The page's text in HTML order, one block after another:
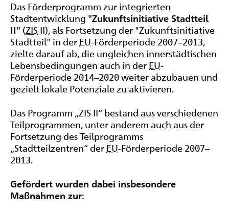
Das Förderprogramm zur integrierten
Stadtentwicklung "Zukunftsinitiative Stadtteil
II" (ZIS II), als Fortsetzung der "Zukunftsinitiative
Stadtteil" in der EU-Förderperiode 2007–2013,
zielte darauf ab, die ungleichen innerstädtischen
Lebensbedingungen auch in der EU-
Förderperiode 2014–2020 weiter abzubauen und
gezielt lokale Potenziale zu aktivieren.
Das Programm „ZIS II“ bestand aus verschiedenen
Teilprogrammen, unter anderem auch aus der
Fortsetzung des Teilprogramms
„Stadtteilzentren“ der EU-Förderperiode 2007–
2013.
Gefördert wurden dabei insbesondere
Maßnahmen zur: